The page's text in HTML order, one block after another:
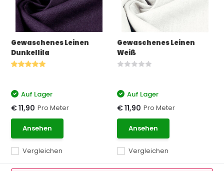
Gewaschenes Leinen
Dunkellila
Vergleichen
Auf Lager
€ 11,90 Pro Meter
Ansehen
Gewaschenes Leinen
Weiß
Vergleichen
Auf Lager
€ 11,90 Pro Meter
Ansehen